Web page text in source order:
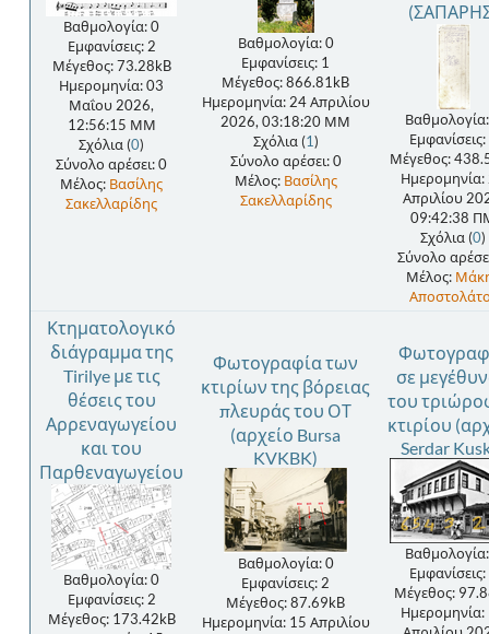
Βαθμολογία: 0
Εμφανίσεις: 2
Μέγεθος: 73.28kB
Ημερομηνία: 03
Μαΐου 2026,
12:56:15 ΜΜ
Σχόλια (0)
Σύνολο αρέσει: 0
Μέλος: Βασίλης
Σακελλαρίδης
Βαθμολογία: 0
Εμφανίσεις: 1
Μέγεθος: 866.81kB
Ημερομηνία: 24 Απριλίου
2026, 03:18:20 ΜΜ
Σχόλια (1)
Σύνολο αρέσει: 0
Μέλος: Βασίλης
Σακελλαρίδης
Μέγεθος:
Ημερομηνία:
Απριλίου
09:42:38
Σχόλια (0)
Σύνολο
Μέλος:
Κτηματολογικό
διάγραμμα της
Tirilye με τις
θέσεις του
Αρρεναγωγείου
και του
Παρθεναγωγείου
Βαθμολογία: 0
Εμφανίσεις: 2
Μέγεθος: 173.42kB
Φωτογραφία των
κτιρίων της βόρειας
πλευράς του ΟΤ
(αρχείο Bursa
KVKBK)
Βαθμολογία: 0
Εμφανίσεις: 2
Μέγεθος: 87.69kB
Ημερομηνία: 15 Απριλίου
σε
του
κτιρίου
Serdar
Μέγεθος:
Ημερομηνία: